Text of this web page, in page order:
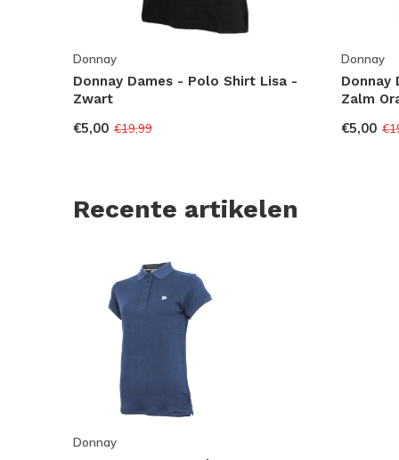
Donnay
Donnay Dames - Polo Shirt Lisa -
Zwart
€5,00 €19,99
Donnay
Donnay
Zalm
€5,00
Recente artikelen
Donnay